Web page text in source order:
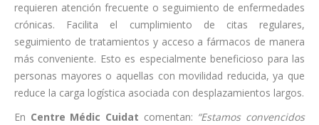
requieren atención frecuente o seguimiento de enfermedades
crónicas. Facilita el cumplimiento de citas regulares,
seguimiento de tratamientos y acceso a fármacos de manera
más conveniente. Esto es especialmente beneficioso para las
personas mayores o aquellas con movilidad reducida, ya que
reduce la carga logística asociada con desplazamientos largos.
En Centre Médic Cuidat comentan: “Estamos convencidos